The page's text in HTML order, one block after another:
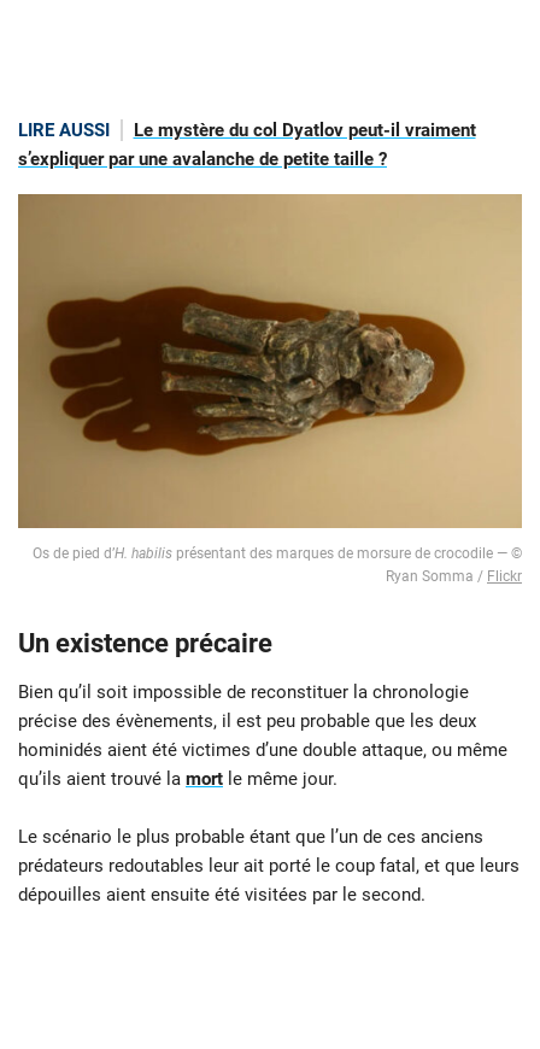
LIRE AUSSI
Le mystère du col Dyatlov peut-il vraiment
s’expliquer par une avalanche de petite taille ?
Os de pied d’H. habilis présentant des marques de morsure de crocodile — ©
Ryan Somma / Flickr
Un existence précaire
Bien qu’il soit impossible de reconstituer la chronologie
précise des évènements, il est peu probable que les deux
hominidés aient été victimes d’une double attaque, ou même
qu’ils aient trouvé la mort le même jour.
Le scénario le plus probable étant que l’un de ces anciens
prédateurs redoutables leur ait porté le coup fatal, et que leurs
dépouilles aient ensuite été visitées par le second.